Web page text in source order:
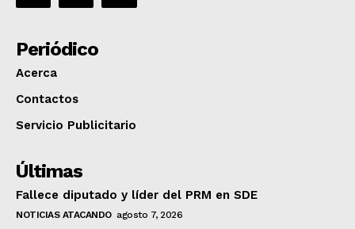
Periódico
Acerca
Contactos
Servicio Publicitario
Últimas
Fallece diputado y líder del PRM en SDE
NOTICIAS ATACANDO agosto 7, 2026